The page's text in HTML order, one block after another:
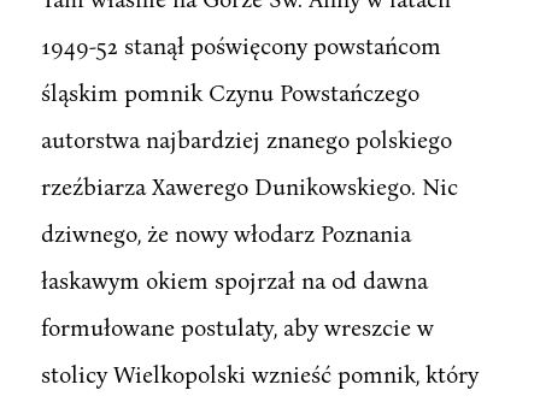
1949-52 stanął poświęcony powstańcom
śląskim pomnik Czynu Powstańczego
autorstwa najbardziej znanego polskiego
rzeźbiarza Xawerego Dunikowskiego. Nic
dziwnego, że nowy włodarz Poznania
łaskawym okiem spojrzał na od dawna
formułowane postulaty, aby wreszcie w
stolicy Wielkopolski wznieść pomnik, który